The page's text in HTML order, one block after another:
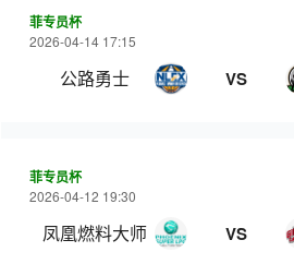
菲专员杯
2026-04-14 17:15
公路勇士 VS
菲专员杯
2026-04-12 19:30
凤凰燃料大师 VS